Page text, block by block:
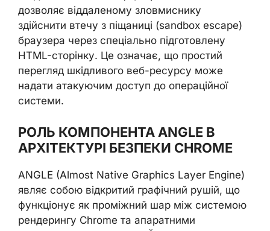
дозволяє віддаленому зловмиснику
здійснити втечу з піщаниці (sandbox escape)
браузера через спеціально підготовлену
HTML-сторінку. Це означає, що простий
перегляд шкідливого веб-ресурсу може
надати атакуючим доступ до операційної
системи.
РОЛЬ КОМПОНЕНТА ANGLE В
АРХІТЕКТУРІ БЕЗПЕКИ CHROME
ANGLE (Almost Native Graphics Layer Engine)
являє собою відкритий графічний рушій, що
функціонує як проміжний шар між системою
рендерингу Chrome та апаратними